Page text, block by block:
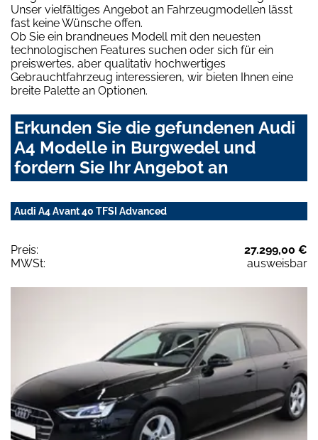
Unser vielfältiges Angebot an Fahrzeugmodellen lässt
fast keine Wünsche offen.
Ob Sie ein brandneues Modell mit den neuesten
technologischen Features suchen oder sich für ein
preiswertes, aber qualitativ hochwertiges
Gebrauchtfahrzeug interessieren, wir bieten Ihnen eine
breite Palette an Optionen.
Erkunden Sie die gefundenen Audi
A4 Modelle in Burgwedel und
fordern Sie Ihr Angebot an
Audi A4 Avant 40 TFSI Advanced
Preis:
27.299,00 €
MWSt:
ausweisbar